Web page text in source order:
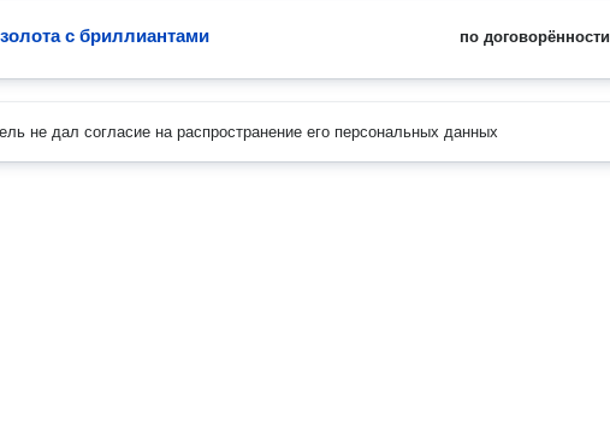
по договорённости
с бриллиантами
не дал согласие на распространение его персональных данных